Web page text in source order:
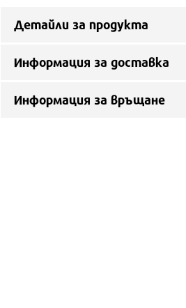
Детайли за продукта
Информация за доставка
Информация за връщане